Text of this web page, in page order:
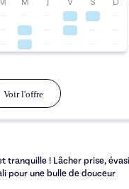
M M J V S D
Voir l'offre
tranquille ! Lâcher prise,
pour une bulle de douceur